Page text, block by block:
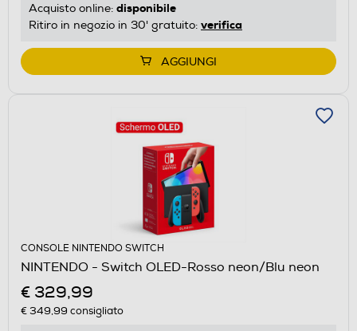
Acquisto online: disponibile
Ritiro in negozio in 30' gratuito: verifica
AGGIUNGI
CONSOLE NINTENDO SWITCH
NINTENDO - Switch OLED-Rosso neon/Blu neon
€ 329,99
€ 349,99 consigliato